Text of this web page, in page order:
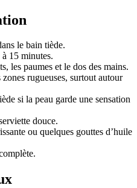
le bain tiède.
15 minutes.
les paumes et le dos des mains.
rugueuses, surtout autour
si la peau garde une sensation
douce.
ou quelques gouttes d’huile